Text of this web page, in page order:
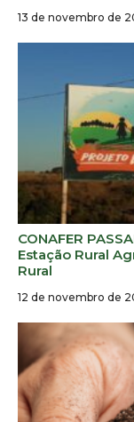
13 de novembro de
CONAFER
Estação Rural
Rural
12 de novembro de